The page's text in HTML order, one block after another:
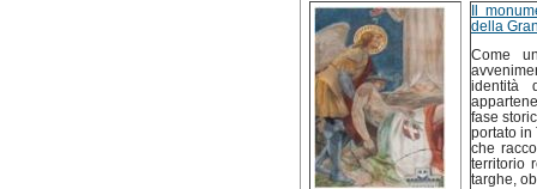
Il
della
Come
identità
fase
portato in
che
territorio
targhe,